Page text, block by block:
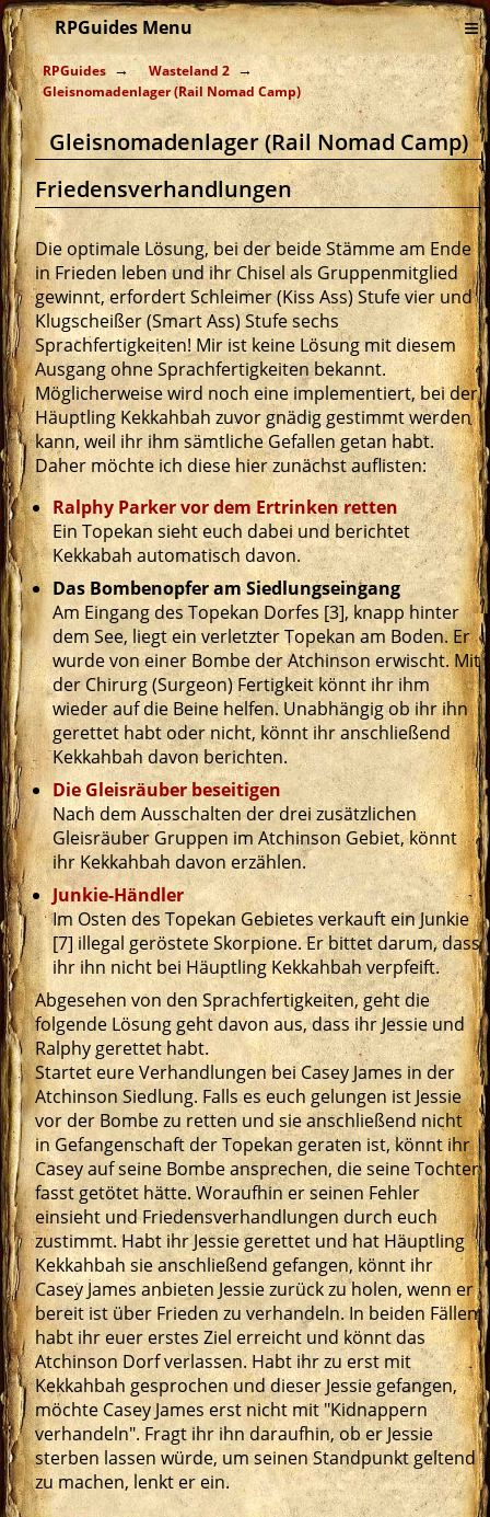
RPGuides Menu ≡
RPGuides
Wasteland 2
Gleisnomadenlager (Rail Nomad Camp)
Gleisnomadenlager (Rail Nomad Camp)
Friedensverhandlungen
Die optimale Lösung, bei der beide Stämme am Ende
in Frieden leben und ihr Chisel als Gruppenmitglied
gewinnt, erfordert Schleimer (Kiss Ass) Stufe vier und
Klugscheißer (Smart Ass) Stufe sechs
Sprachfertigkeiten! Mir ist keine Lösung mit diesem
Ausgang ohne Sprachfertigkeiten bekannt.
Möglicherweise wird noch eine implementiert, bei der
Häuptling Kekkahbah zuvor gnädig gestimmt werden
kann, weil ihr ihm sämtliche Gefallen getan habt.
Daher möchte ich diese hier zunächst auflisten:
Ralphy Parker vor dem Ertrinken retten
Ein Topekan sieht euch dabei und berichtet
Kekkabah automatisch davon.
Das Bombenopfer am Siedlungseingang
Am Eingang des Topekan Dorfes [3], knapp hinter
dem See, liegt ein verletzter Topekan am Boden. Er
wurde von einer Bombe der Atchinson erwischt. Mit
der Chirurg (Surgeon) Fertigkeit könnt ihr ihm
wieder auf die Beine helfen. Unabhängig ob ihr ihn
gerettet habt oder nicht, könnt ihr anschließend
Kekkahbah davon berichten.
Die Gleisräuber beseitigen
Nach dem Ausschalten der drei zusätzlichen
Gleisräuber Gruppen im Atchinson Gebiet, könnt
ihr Kekkahbah davon erzählen.
Junkie-Händler
Im Osten des Topekan Gebietes verkauft ein Junkie
[7] illegal geröstete Skorpione. Er bittet darum, dass
ihr ihn nicht bei Häuptling Kekkahbah verpfeift.
Abgesehen von den Sprachfertigkeiten, geht die
folgende Lösung geht davon aus, dass ihr Jessie und
Ralphy gerettet habt.
Startet eure Verhandlungen bei Casey James in der
Atchinson Siedlung. Falls es euch gelungen ist Jessie
vor der Bombe zu retten und sie anschließend nicht
in Gefangenschaft der Topekan geraten ist, könnt ihr
Casey auf seine Bombe ansprechen, die seine Tochter
fasst getötet hätte. Woraufhin er seinen Fehler
einsieht und Friedensverhandlungen durch euch
zustimmt. Habt ihr Jessie gerettet und hat Häuptling
Kekkahbah sie anschließend gefangen, könnt ihr
Casey James anbieten Jessie zurück zu holen, wenn er
bereit ist über Frieden zu verhandeln. In beiden Fällen
habt ihr euer erstes Ziel erreicht und könnt das
Atchinson Dorf verlassen. Habt ihr zu erst mit
Kekkahbah gesprochen und dieser Jessie gefangen,
möchte Casey James erst nicht mit "Kidnappern
verhandeln". Fragt ihr ihn daraufhin, ob er Jessie
sterben lassen würde, um seinen Standpunkt geltend
zu machen, lenkt er ein.